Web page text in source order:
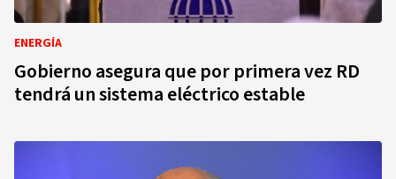
ENERGÍA
Gobierno asegura que por primera vez RD
tendrá un sistema eléctrico estable